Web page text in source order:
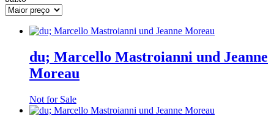
du; Marcello Mastroianni und Jeanne
Moreau
Not for Sale